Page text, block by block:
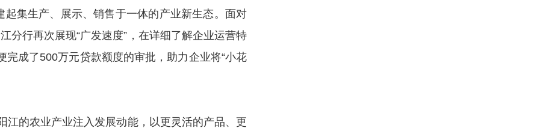
起集生产、展示、销售于一体的产业新生态。面对
分行再次展现“广发速度”，在详细了解企业运营特
成了500万元贷款额度的审批，助力企业将“小花
江的农业产业注入发展动能，以更灵活的产品、更